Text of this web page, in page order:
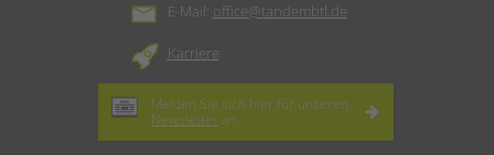
E-Mail: office@tandembtl.de
Karriere
Melden Sie sich hier für unseren
Newsletter an.